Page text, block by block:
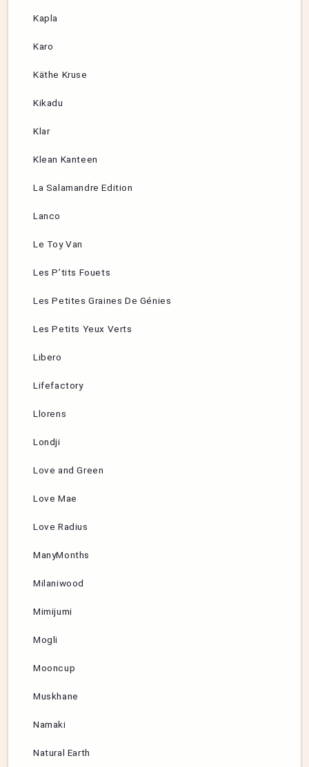
Kapla
Karo
Käthe Kruse
Kikadu
Klar
Klean Kanteen
La Salamandre Edition
Lanco
Le Toy Van
Les P’tits Fouets
Les Petites Graines De Génies
Les Petits Yeux Verts
Libero
Lifefactory
Llorens
Londji
Love and Green
Love Mae
Love Radius
ManyMonths
Milaniwood
Mimijumi
Mogli
Mooncup
Muskhane
Namaki
Natural Earth